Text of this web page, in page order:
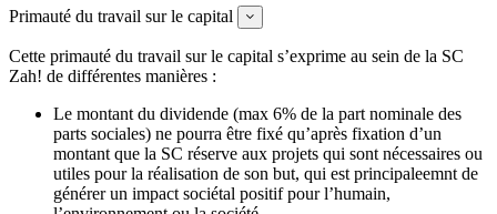
Primauté du travail sur le capital Expand
Cette primauté du travail sur le capital s’exprime au sein de la SC
Zah! de différentes manières :
Le montant du dividende (max 6% de la part nominale des
parts sociales) ne pourra être fixé qu’après fixation d’un
montant que la SC réserve aux projets qui sont nécessaires ou
utiles pour la réalisation de son but, qui est principaleemnt de
générer un impact sociétal positif pour l’humain,